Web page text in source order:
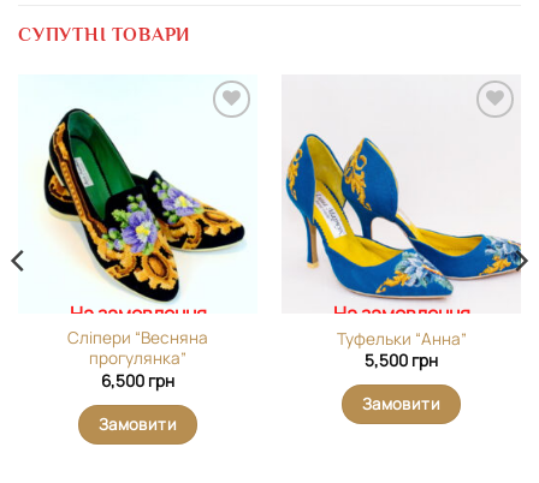
СУПУТНІ ТОВАРИ
На замовлення
Сліпери “Весняна
прогулянка”
6,500 грн
Замовити
На замовлення
Туфельки “Анна”
5,500 грн
Замовити